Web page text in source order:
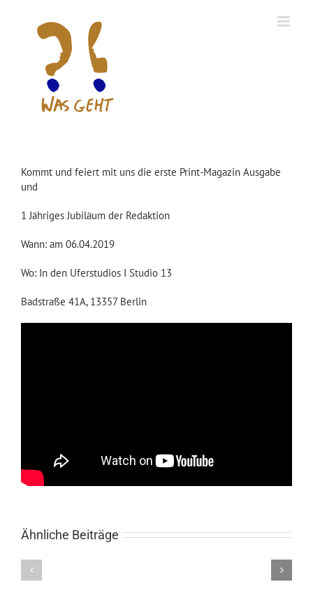
springen
Kommt und feiert mit uns die erste Print-Magazin Ausgabe
und
1 Jähriges Jubiläum der Redaktion
Wann: am 06.04.2019
Wo: In den Uferstudios I Studio 13
Badstraße 41A, 13357 Berlin
Ähnliche Beiträge